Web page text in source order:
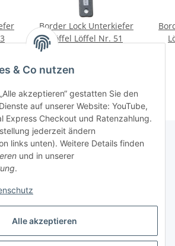
Border Lock Unterkiefer
Löffel Löffel Nr. 51
& Co nutzen
akzeptieren“ gestatten Sie den
auf unserer Website: YouTube,
Express Checkout und Ratenzahlung.
jederzeit ändern
links unten). Weitere Details finden
und in unserer
.
Alle akzeptieren